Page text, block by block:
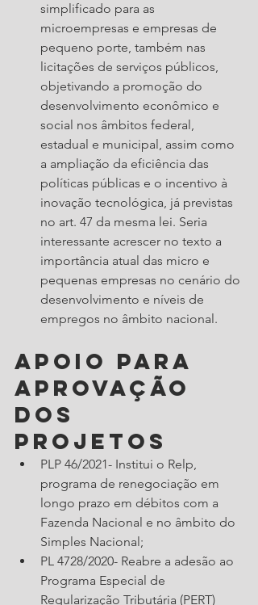
simplificado para as
microempresas e empresas de
pequeno porte, também nas
licitações de serviços públicos,
objetivando a promoção do
desenvolvimento econômico e
social nos âmbitos federal,
estadual e municipal, assim como
a ampliação da eficiência das
políticas públicas e o incentivo à
inovação tecnológica, já previstas
no art. 47 da mesma lei. Seria
interessante acrescer no texto a
importância atual das micro e
pequenas empresas no cenário do
desenvolvimento e níveis de
empregos no âmbito nacional.
Apoio para
aprovação
dos
projetos
PLP 46/2021- Institui o Relp,
programa de renegociação em
longo prazo em débitos com a
Fazenda Nacional e no âmbito do
Simples Nacional;
PL 4728/2020- Reabre a adesão ao
Programa Especial de
Regularização Tributária (PERT)